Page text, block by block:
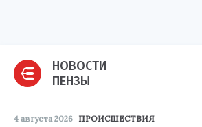
НОВОСТИ
ПЕНЗЫ
4 августа 2026 ПРОИСШЕСТВИЯ